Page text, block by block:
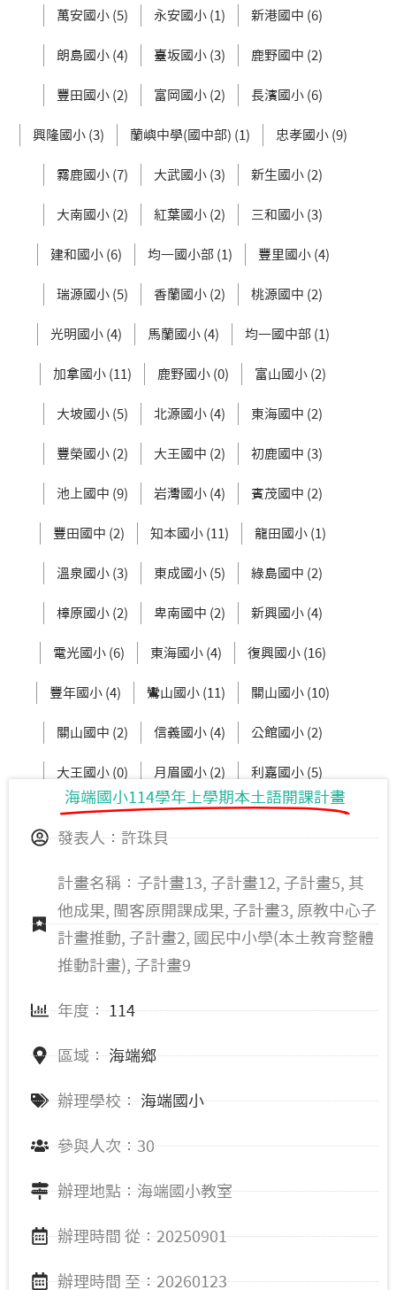
萬安國小 (5) 永安國小 (1) 新港國中 (6)
朗島國小 (4) 臺坂國小 (3) 鹿野國中 (2)
豐田國小 (2) 富岡國小 (2) 長濱國小 (6)
興隆國小 (3) 蘭嶼中學(國中部) (1) 忠孝國小 (9)
霧鹿國小 (7) 大武國小 (3) 新生國小 (2)
大南國小 (2) 紅葉國小 (2) 三和國小 (3)
建和國小 (6) 均一國小部 (1) 豐里國小 (4)
瑞源國小 (5) 香蘭國小 (2) 桃源國中 (2)
光明國小 (4) 馬蘭國小 (4) 均一國中部 (1)
加拿國小 (11) 鹿野國小 (0) 富山國小 (2)
大坡國小 (5) 北源國小 (4) 東海國中 (2)
豐榮國小 (2) 大王國中 (2) 初鹿國中 (3)
池上國中 (9) 岩灣國小 (4) 賓茂國中 (2)
豐田國中 (2) 知本國小 (11) 龍田國小 (1)
溫泉國小 (3) 東成國小 (5) 綠島國中 (2)
樟原國小 (2) 卑南國中 (2) 新興國小 (4)
電光國小 (6) 東海國小 (4) 復興國小 (16)
豐年國小 (4) 鸞山國小 (11) 關山國小 (10)
關山國中 (2) 信義國小 (4) 公館國小 (2)
大王國小 (0) 月眉國小 (2) 利嘉國小 (5)
新生國中 (3) 東大附小 (2)
海端國小114學年上學期本土語開課計畫
發表人：許珠貝
計畫名稱：子計畫13, 子計畫12, 子計畫5, 其
他成果, 閩客原開課成果, 子計畫3, 原教中心子
計畫推動, 子計畫2, 國民中小學(本土教育整體
推動計畫), 子計畫9
年度： 114
區域： 海端鄉
辦理學校： 海端國小
參與人次：30
辦理地點：海端國小教室
辦理時間 從：20250901
辦理時間 至：20260123